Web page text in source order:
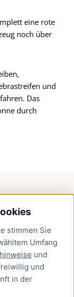
stimmen Sie
Umfang
und
und
in der
eine rote
noch über
und
Das
durch